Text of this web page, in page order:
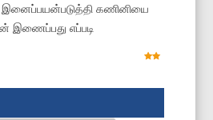
இனைப்பயன்படுத்தி கணினியை
இணைப்பது எப்படி